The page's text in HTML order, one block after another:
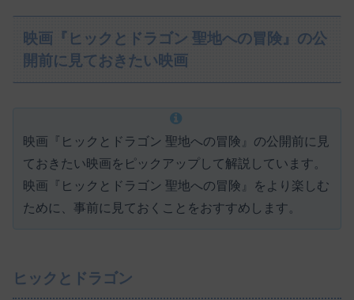
映画『ヒックとドラゴン 聖地への冒険』の公
開前に見ておきたい映画
映画『ヒックとドラゴン 聖地への冒険』の公開前に見
ておきたい映画をピックアップして解説しています。
映画『ヒックとドラゴン 聖地への冒険』をより楽しむ
ために、事前に見ておくことをおすすめします。
ヒックとドラゴン